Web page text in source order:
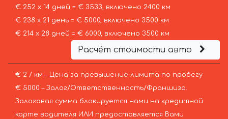
€ 252 х 14 дней = € 3533, включено 2400 км
€ 238 х 21 день = € 5000, включено 3500 км
€ 214 х 28 дней = € 6000, включено 3500 км
Расчёт стоимости авто
€ 2 / км – Цена за превышение лимита по пробегу
€ 5000 – Залог/Ответственность/Франшиза.
Залоговая сумма блокируется нами на кредитной
карте водителя ИЛИ предоставляется Вами